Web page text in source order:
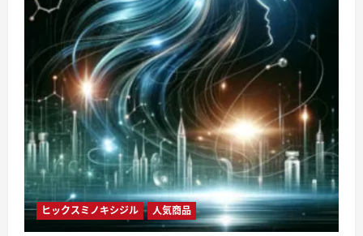
に
読
む
15
日
（水）
チ
ー
ム
E
「手
を
つ
な
ぎ
な
が
ら」
公
演
に
つ
い
ヒックスミノキシジル 人気商品